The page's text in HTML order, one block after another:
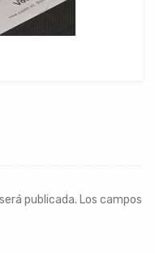
publicada. Los campos